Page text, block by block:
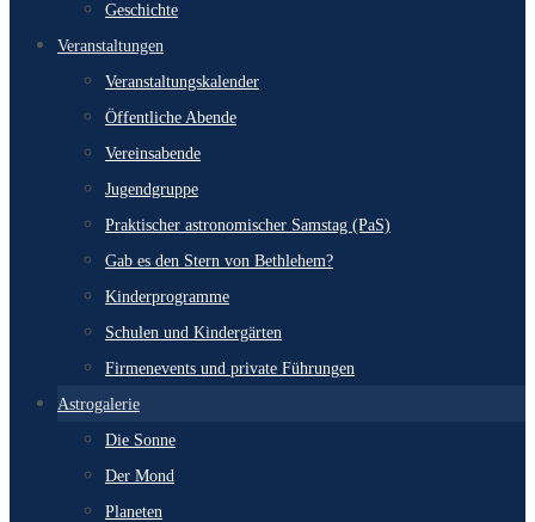
Geschichte
Veranstaltungen
Veranstaltungskalender
Öffentliche Abende
Vereinsabende
Jugendgruppe
Praktischer astronomischer Samstag (PaS)
Gab es den Stern von Bethlehem?
Kinderprogramme
Schulen und Kindergärten
Firmenevents und private Führungen
Astrogalerie
Die Sonne
Der Mond
Planeten